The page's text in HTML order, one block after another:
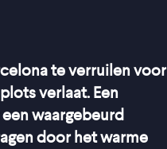
te verruilen voor
verlaat. Een
waargebeurd
door het warme